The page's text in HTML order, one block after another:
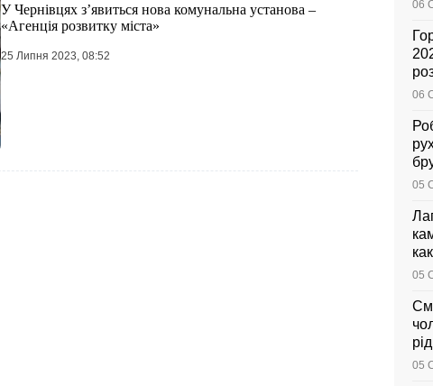
У Чернівцях з’явиться нова комунальна установа –
«Агенція розвитку міста»
25 Липня 2023, 08:52
06
06
05
05
05